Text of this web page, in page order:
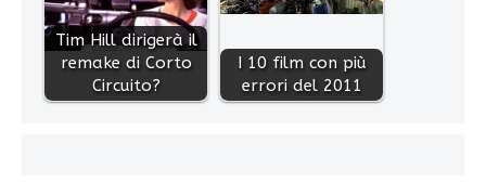
Tim Hill dirigerà il
remake di Corto
Circuito?
I 10 film con più
errori del 2011